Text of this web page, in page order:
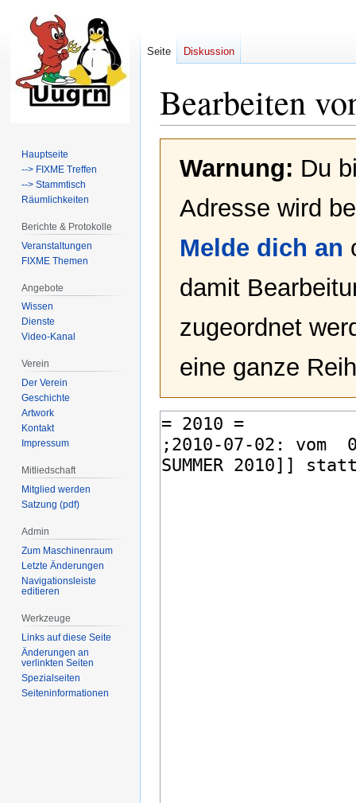
Bearbeiten
Navigation
SucheWarnung: Du
Adresse wird
Melde dich an
damit
zugeordnet
eine ganze
Seite Diskussion
Hauptseite
--> FIXME Treffen
--> Stammtisch
Räumlichkeiten
Berichte & Protokolle
Veranstaltungen
FIXME Themen
Angebote
Wissen
Dienste
Video-Kanal
Verein
Der Verein
Geschichte
Artwork
Kontakt
Impressum
Mitliedschaft
Mitglied werden
Satzung (pdf)
Admin
Zum Maschinenraum
Letzte Änderungen
Navigationsleiste
editieren
Werkzeuge
Links auf diese Seite
Änderungen an
verlinkten Seiten
Spezialseiten
Seiten­­informationen